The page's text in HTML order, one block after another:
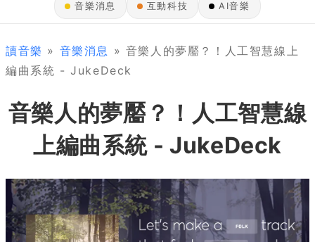
音樂消息 互動科技 AI音樂
讀音樂 » 音樂消息 » 音樂人的夢靨？！人工智慧線上
編曲系統 - JukeDeck
音樂人的夢靨？！人工智慧線
上編曲系統 - JukeDeck